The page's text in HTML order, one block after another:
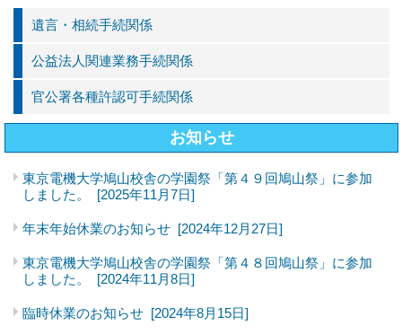
遺言・相続手続関係
公益法人関連業務手続関係
官公署各種許認可手続関係
お知らせ
東京電機大学鳩山校舎の学園祭「第４９回鳩山祭」に参加
しました。 [2025年11月7日]
年末年始休業のお知らせ [2024年12月27日]
東京電機大学鳩山校舎の学園祭「第４８回鳩山祭」に参加
しました。 [2024年11月8日]
臨時休業のお知らせ [2024年8月15日]